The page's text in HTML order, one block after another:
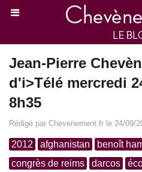
Jean-Pierre
d'i>Télé mercredi
8h35
Rédigé par Chevenement.fr le 24/09/
2012 afghanistan benoît
congrès de reims
darcos